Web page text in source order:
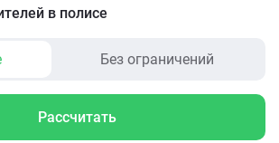
в полисе
Без ограничений
Рассчитать